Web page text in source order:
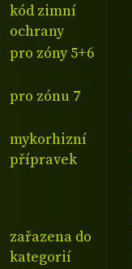
kód zimní
ochrany
pro zóny 5+6
pro zónu 7
mykorhizní
přípravek
zařazena do
kategorií